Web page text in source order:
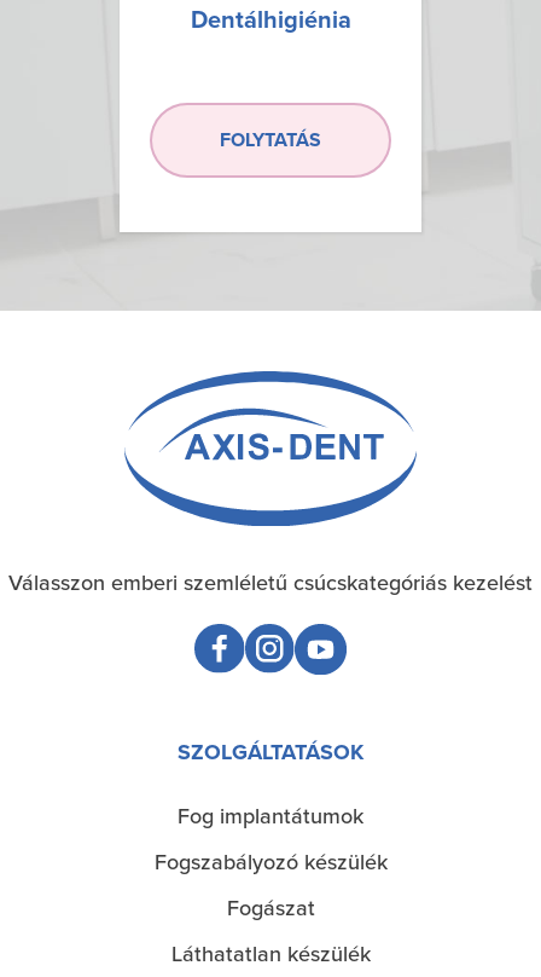
Dentálhigiénia
FOLYTATÁS
Válasszon emberi szemléletű csúcskategóriás kezelést
SZOLGÁLTATÁSOK
Fog implantátumok
Fogszabályozó készülék
Fogászat
Láthatatlan készülék